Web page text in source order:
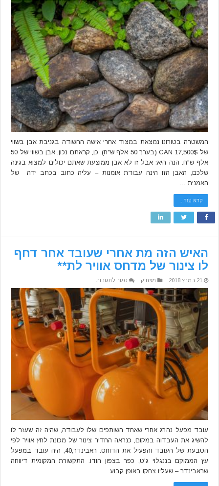
בטורונטו
בחיפושים
אחרי
אבן
שהשווי
שלה
ישאיר
אותכם
עם
פה
פעור
המשטרה בטורונו נמצאת במצוד אחרי אישה החשודה בגניבת אבן בשווי
של 17,500$ CAN (בערך 50 אלף ש"ח). כן, קראתם נכון, אבן בשווי של 50
אלף ש"ח. הנה היא: אבל זו לא אבן ממוצעת שאתם יכולים למצוא בגינה
שלכם, האבן הזו הינה עבודת אומנות – עליה כתוב בכתב ידה של
האמנית …
קרא עוד...
האיש הזה מת אחרי שעובד אחר דחף
לו צינור של מדחס אוויר לת**
21 במרץ 2018 מצחיק סגור לתגובותעל
הזה
מת
אחרי
שעובד
אחר
דחף
לו
צינור
של
מדחס
אוויר
לת**
עובד מפעל נהרג אחרי שאחד השותפים שלו לעבודה, שהיה זה שעזר לו
להשיג את העבדוה במקום, כנראה החדיר צינור של מכונת לחץ אוויר לפי
הטבעת של העובד והפעיל את הדוחס. ראבינדר,40, היה עובד במפעל
עץ הממוקם בננגלוי ג'ט, כפר בצפון הודו. התקשורת המקומית דיווחה
שראבינדר – שעליו צחקו באופן קבוע …